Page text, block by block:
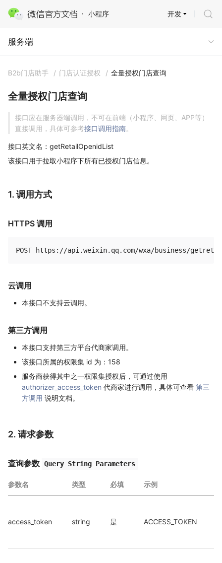
小程序
服务端
开发
服务端
B2b门店助手 / 门店认证授权 / 全量授权门店查询
全量授权门店查询
接口应在服务器端调用，不可在前端（小程序、网页、APP等）
直接调用，具体可参考接口调用指南。
接口英文名：getRetailOpenidList
该接口用于拉取小程序下所有已授权门店信息。
1. 调用方式
HTTPS 调用
云调用
本接口不支持云调用。
第三方调用
本接口支持第三方平台代商家调用。
该接口所属的权限集 id 为：158
服务商获得其中之一权限集授权后，可通过使用
authorizer_access_token 代商家进行调用，具体可查看 第三
方调用 说明文档。
2. 请求参数
查询参数 Query String Parameters
参数名 类型 必填 示例
access_token string 是 ACCESS_TOKEN